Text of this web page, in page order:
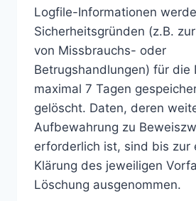
Logfile-Informationen
Sicherheitsgründen (z.B.
von Missbrauchs- oder
Betrugshandlungen) für die
maximal 7 Tagen
gelöscht. Daten, deren
Aufbewahrung zu
erforderlich ist, sind bis zur
Klärung des jeweiligen
Löschung ausgenommen.